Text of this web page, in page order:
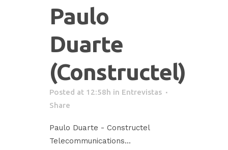
Paulo
Duarte
(Constructel)
Posted at 12:58h in Entrevistas
Share
Paulo Duarte - Constructel
Telecommunications...